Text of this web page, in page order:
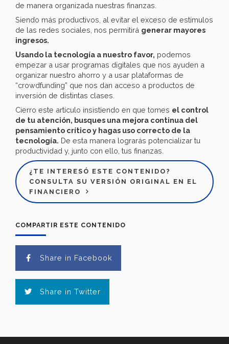
de manera organizada nuestras finanzas.
Siendo más productivos, al evitar el exceso de estímulos
de las redes sociales, nos permitirá generar mayores
ingresos.
Usando la tecnología a nuestro favor, podemos
empezar a usar programas digitales que nos ayuden a
organizar nuestro ahorro y a usar plataformas de
“crowdfunding” que nos dan acceso a productos de
inversión de distintas clases.
Cierro este artículo insistiendo en que tomes el control
de tu atención, busques una mejora continua del
pensamiento crítico y hagas uso correcto de la
tecnología. De esta manera lograrás potencializar tu
productividad y, junto con ello, tus finanzas.
¿TE INTERESÓ ESTE CONTENIDO?
CONSULTA SU VERSIÓN ORIGINAL EN EL
FINANCIERO
COMPARTIR ESTE CONTENIDO
Share in Facebook
Share in Twitter